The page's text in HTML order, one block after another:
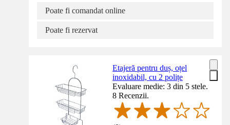
Poate fi comandat online
Poate fi rezervat
Etajeră pentru duș, oțel
inoxidabil, cu 2 polițe
Evaluare medie: 3 din 5 stele.
8 Recenzii.